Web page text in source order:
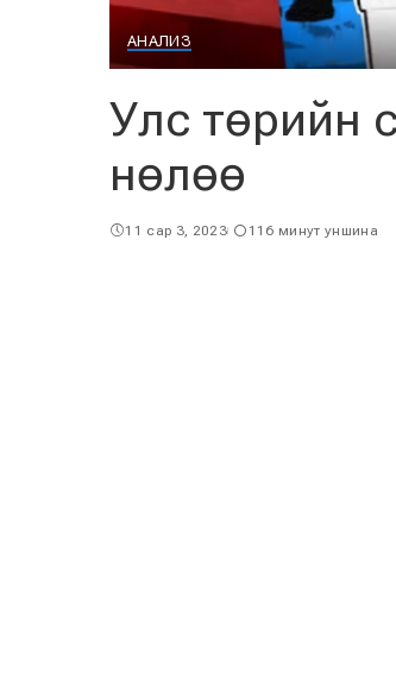
АНАЛИЗ
Улс төрийн
нөлөө
11 сар 3, 2023 116 минут уншина